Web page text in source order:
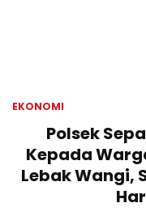
EKONOMI
Polsek
Kepada
Lebak Wangi,